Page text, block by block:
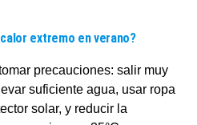
extremo en verano?
precauciones: salir muy
suficiente agua, usar ropa
solar, y reducir la